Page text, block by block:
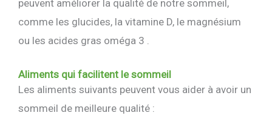
peuvent améliorer la qualité de notre sommeil,
comme les glucides, la vitamine D, le magnésium
ou les acides gras oméga 3 .
Aliments qui facilitent le sommeil
Les aliments suivants peuvent vous aider à avoir un
sommeil de meilleure qualité :